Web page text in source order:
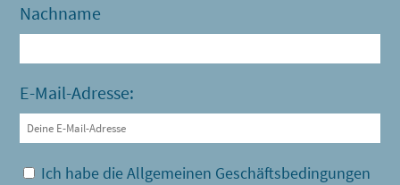
Nachname
E-Mail-Adresse:
Ich habe die Allgemeinen Geschäftsbedingungen